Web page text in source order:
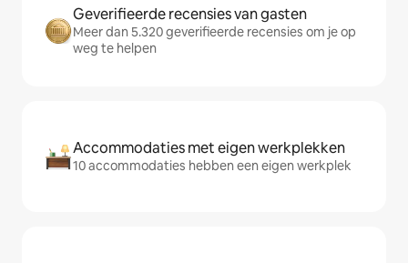
Geverifieerde recensies van gasten
Meer dan 5.320 geverifieerde recensies om je op
weg te helpen
Accommodaties met eigen werkplekken
10 accommodaties hebben een eigen werkplek